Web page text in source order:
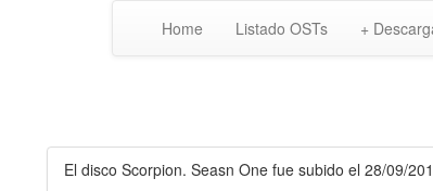
Home Listado OSTs +
El disco Scorpion. Seasn One fue subido el 28/09/